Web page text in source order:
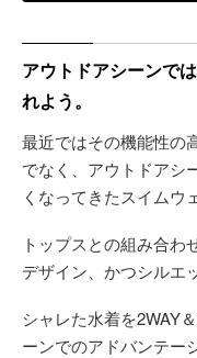
アウトドアシーンで
れよう。
最近ではその機能性の
でなく、アウトドアシ
くなってきたスイムウ
トップスとの組み合わ
デザイン、かつシルエ
シャレた水着を2WAY
ーンでのアドバンテー